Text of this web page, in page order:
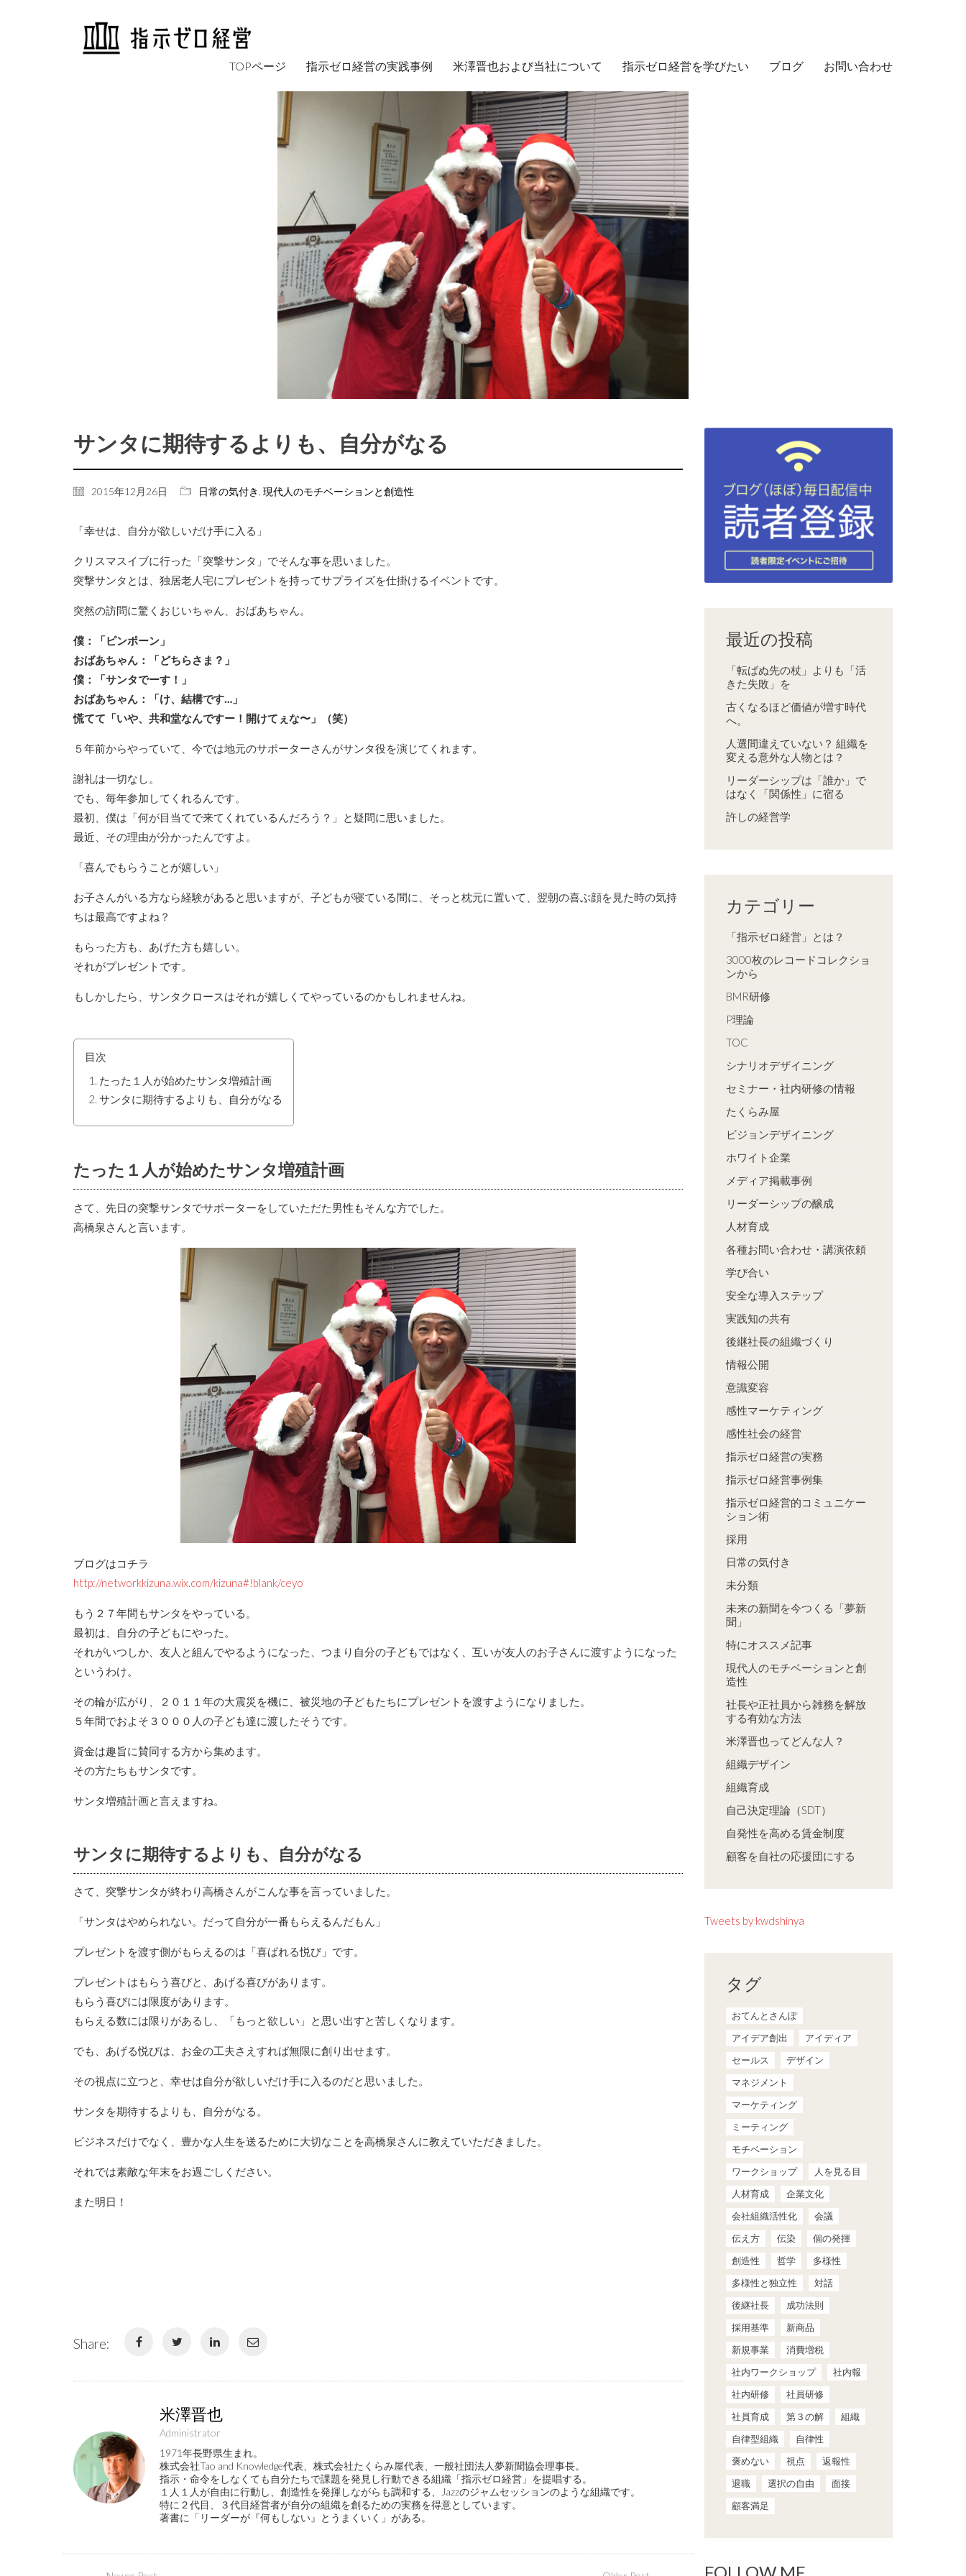
TOPページ 指示ゼロ経営の実践事例 米澤晋也および当社について 指示ゼロ経営を学びたい ブログ お問い合わせ
サンタに期待するよりも、自分がなる
2015年12月26日 日常の気付き 現代人のモチベーションと創造性
「幸せは、自分が欲しいだけ手に入る」
クリスマスイブに行った「突撃サンタ」でそんな事を思いました。
突撃サンタとは、独居老人宅にプレゼントを持ってサプライズを仕掛けるイベントです。
突然の訪問に驚くおじいちゃん、おばあちゃん。
僕：「ピンポーン」
おばあちゃん：「どちらさま？」
僕：「サンタでーす！」
おばあちゃん：「け、結構です…」
慌てて「いや、共和堂なんですー！開けてぇな〜」（笑）
５年前からやっていて、今では地元のサポーターさんがサンタ役を演じてくれます。
謝礼は一切なし。
でも、毎年参加してくれるんです。
最初、僕は「何が目当てで来てくれているんだろう？」と疑問に思いました。
最近、その理由が分かったんですよ。
「喜んでもらうことが嬉しい」
お子さんがいる方なら経験があると思いますが、子どもが寝ている間に、そっと枕元に置いて、翌朝の喜ぶ顔を見た時の気持
ちは最高ですよね？
もらった方も、あげた方も嬉しい。
それがプレゼントです。
もしかしたら、サンタクロースはそれが嬉しくてやっているのかもしれませんね。
目次
たった１人が始めたサンタ増殖計画
サンタに期待するよりも、自分がなる
たった１人が始めたサンタ増殖計画
さて、先日の突撃サンタでサポーターをしていただた男性もそんな方でした。
高橋泉さんと言います。
ブログはコチラ
http://networkkizuna.wix.com/kizuna#!blank/ceyo
もう２７年間もサンタをやっている。
最初は、自分の子どもにやった。
それがいつしか、友人と組んでやるようになった、つまり自分の子どもではなく、互いが友人のお子さんに渡すようになった
というわけ。
その輪が広がり、２０１１年の大震災を機に、被災地の子どもたちにプレゼントを渡すようになりました。
５年間でおよそ３０００人の子ども達に渡したそうです。
資金は趣旨に賛同する方から集めます。
その方たちもサンタです。
サンタ増殖計画と言えますね。
サンタに期待するよりも、自分がなる
さて、突撃サンタが終わり高橋さんがこんな事を言っていました。
「サンタはやめられない。だって自分が一番もらえるんだもん」
プレゼントを渡す側がもらえるのは「喜ばれる悦び」です。
プレゼントはもらう喜びと、あげる喜びがあります。
もらう喜びには限度があります。
もらえる数には限りがあるし、「もっと欲しい」と思い出すと苦しくなります。
でも、あげる悦びは、お金の工夫さえすれば無限に創り出せます。
その視点に立つと、幸せは自分が欲しいだけ手に入るのだと思いました。
サンタを期待するよりも、自分がなる。
ビジネスだけでなく、豊かな人生を送るために大切なことを高橋泉さんに教えていただきました。
それでは素敵な年末をお過ごしください。
また明日！
Share:
米澤晋也
Administrator
1971年長野県生まれ。
株式会社Tao and Knowledge代表、株式会社たくらみ屋代表、一般社団法人夢新聞協会理事長。
指示・命令をしなくても自分たちで課題を発見し行動できる組織「指示ゼロ経営」を提唱する。
１人１人が自由に行動し、創造性を発揮しながらも調和する、Jazzのジャムセッションのような組織です。
特に２代目、３代目経営者が自分の組織を創るための実務を得意としています。
著書に「リーダーが『何もしない』とうまくいく」がある。
最近の投稿
「転ばぬ先の杖」よりも「活
きた失敗」を
古くなるほど価値が増す時代
へ。
人選間違えていない？ 組織を
変える意外な人物とは？
リーダーシップは「誰か」で
はなく「関係性」に宿る
許しの経営学
カテゴリー
「指示ゼロ経営」とは？
3000枚のレコードコレクショ
ンから
BMR研修
P理論
TOC
シナリオデザイニング
セミナー・社内研修の情報
たくらみ屋
ビジョンデザイニング
ホワイト企業
メディア掲載事例
リーダーシップの醸成
人材育成
各種お問い合わせ・講演依頼
学び合い
安全な導入ステップ
実践知の共有
後継社長の組織づくり
情報公開
意識変容
感性マーケティング
感性社会の経営
指示ゼロ経営の実務
指示ゼロ経営事例集
指示ゼロ経営的コミュニケー
ション術
採用
日常の気付き
未分類
未来の新聞を今つくる「夢新
聞」
特にオススメ記事
現代人のモチベーションと創
造性
社長や正社員から雑務を解放
する有効な方法
米澤晋也ってどんな人？
組織デザイン
組織育成
自己決定理論（SDT）
自発性を高める賃金制度
顧客を自社の応援団にする
Tweets by kwdshinya
タグ
おてんとさんぽ
アイデア創出
アイディア
セールス
デザイン
マネジメント
マーケティング
ミーティング
モチベーション
ワークショップ
人を見る目
人材育成
企業文化
会社組織活性化
会議
伝え方
伝染
個の発揮
創造性
哲学
多様性
多様性と独立性
対話
後継社長
成功法則
採用基準
新商品
新規事業
消費増税
社内ワークショップ
社内報
社内研修
社員研修
社員育成
第３の解
組織
自律型組織
自律性
褒めない
視点
返報性
退職
選択の自由
面接
顧客満足
FOLLOW ME